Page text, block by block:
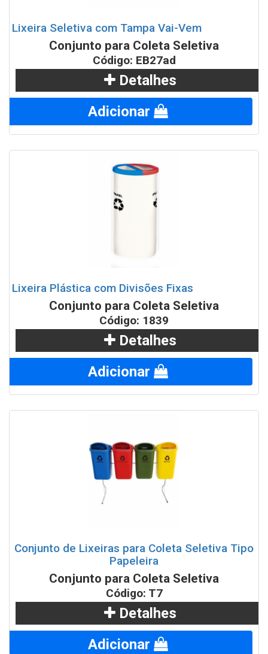
Lixeira Seletiva com Tampa Vai-Vem
Conjunto para Coleta Seletiva
Código: EB27ad
Detalhes
Adicionar
Lixeira Plástica com Divisões Fixas
Conjunto para Coleta Seletiva
Código: 1839
Detalhes
Adicionar
Conjunto de Lixeiras para Coleta Seletiva Tipo
Papeleira
Conjunto para Coleta Seletiva
Código: T7
Detalhes
Adicionar